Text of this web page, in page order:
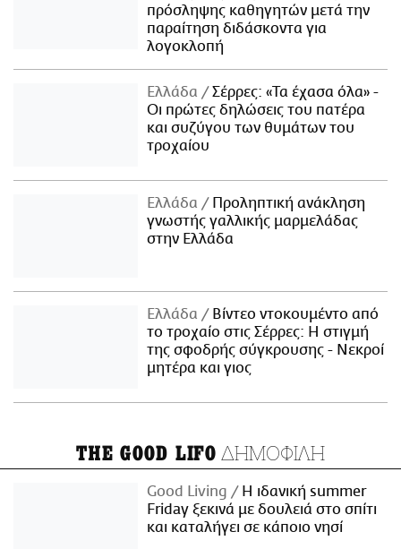
πρόσληψης καθηγητών μετά την
παραίτηση διδάσκοντα για
λογοκλοπή
Ελλάδα
Σέρρες: «Τα έχασα όλα» -
Οι πρώτες δηλώσεις του πατέρα
και συζύγου των θυμάτων του
τροχαίου
Ελλάδα
Προληπτική ανάκληση
γνωστής γαλλικής μαρμελάδας
στην Ελλάδα
Ελλάδα
Βίντεο ντοκουμέντο από
το τροχαίο στις Σέρρες: Η στιγμή
της σφοδρής σύγκρουσης - Νεκροί
μητέρα και γιος
THE GOOD LIFO ΔΗΜΟΦΙΛΗ
Good Living
Η ιδανική summer
Friday ξεκινά με δουλειά στο σπίτι
και καταλήγει σε κάποιο νησί